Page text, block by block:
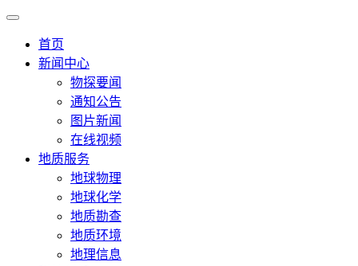
首页
新闻中心
物探要闻
通知公告
图片新闻
在线视频
地质服务
地球物理
地球化学
地质勘查
地质环境
地理信息